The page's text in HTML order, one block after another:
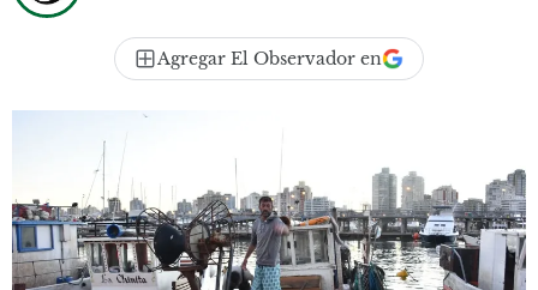
Agregar El Observador en